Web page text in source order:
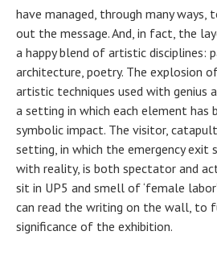
have managed, through many
out the message. And, in fact, the
a happy blend of artistic disciplines:
architecture, poetry. The explosion
artistic techniques used with genius
a setting in which each element has
symbolic impact. The visitor,
setting, in which the emergency exit
with reality, is both spectator and
sit in UP5 and smell of ‘female
can read the writing on the wall, to
significance of the exhibition.